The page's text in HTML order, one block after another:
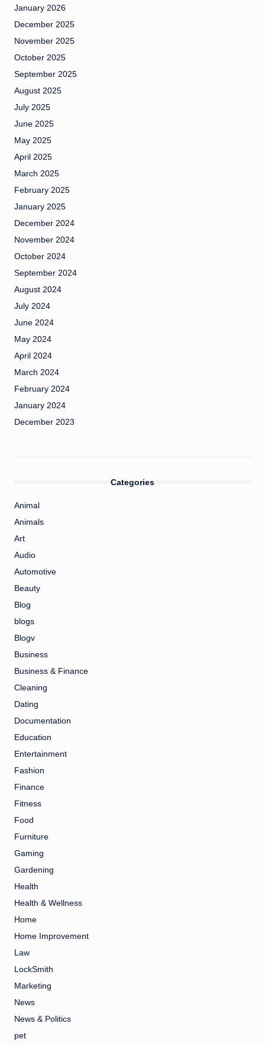
January 2026
December 2025
November 2025
October 2025
September 2025
August 2025
July 2025
June 2025
May 2025
April 2025
March 2025
February 2025
January 2025
December 2024
November 2024
October 2024
September 2024
August 2024
July 2024
June 2024
May 2024
April 2024
March 2024
February 2024
January 2024
December 2023
Categories
Animal
Animals
Art
Audio
Automotive
Beauty
Blog
blogs
Blogv
Business
Business & Finance
Cleaning
Dating
Documentation
Education
Entertainment
Fashion
Finance
Fitness
Food
Furniture
Gaming
Gardening
Health
Health & Wellness
Home
Home Improvement
Law
LockSmith
Marketing
News
News & Politics
pet